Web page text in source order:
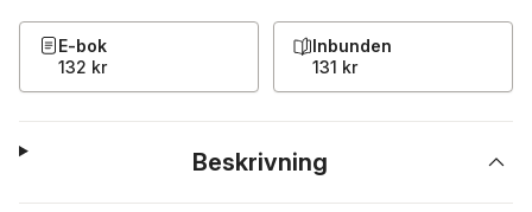
E-bok
132 kr
Inbunden
131 kr
Beskrivning